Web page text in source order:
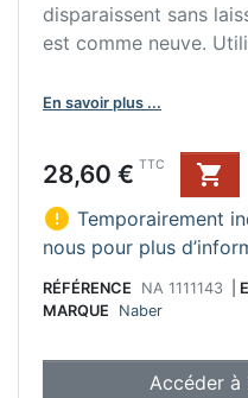
disparaissent sans
est comme neuve.
En savoir plus ...
Prix
28,60 € TTC

 Temporairement
nous pour plus
RÉFÉRENCE NA 1111143
MARQUE
Naber
Accéder